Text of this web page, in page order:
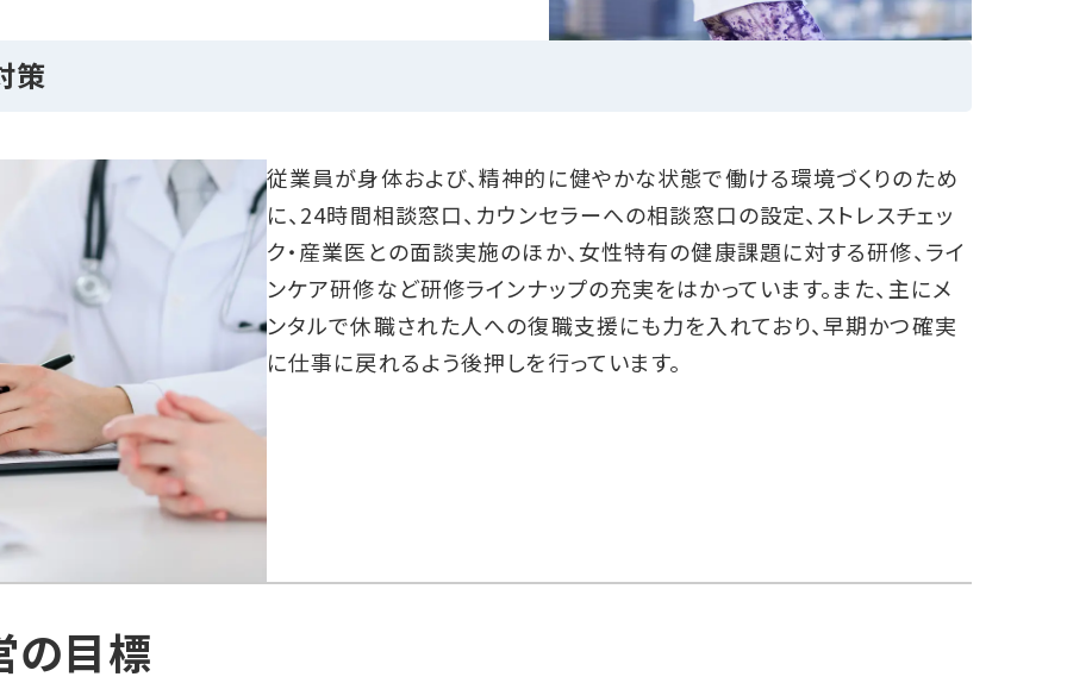
策
従業員が身体および、精神的に健やかな状態で働ける環境づくりのため
に、24時間相談窓口、カウンセラーへの相談窓口の設定、ストレスチェッ
ク・産業医との面談実施のほか、女性特有の健康課題に対する研修、ライ
ンケア研修など研修ラインナップの充実をはかっています。また、主にメ
ンタルで休職された人への復職支援にも力を入れており、早期かつ確実
に仕事に戻れるよう後押しを行っています。
の目標